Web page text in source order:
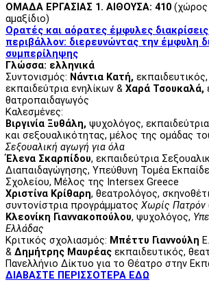
ΟΜΑΔΑ ΕΡΓΑΣΙΑΣ 1. ΑΙΘΟΥΣΑ: 410 (χώρος
αμαξίδιο)
Ορατές και αόρατες έμφυλες
περιβάλλον: διερευνώντας την έμφυλη
συμπερίληψης
Γλώσσα: ελληνικά
Συντονισμός: Νάντια Κατή,
εκπαιδεύτρια ενηλίκων & Χαρά Τσουκαλά,
θατροπαιδαγωγός
Καλεσμένες:
Βιργινία Ξυθάλη, ψυχολόγος,
και σεξουαλικότητας, μέλος της ομάδας
Σεξουαλική αγωγή για όλα
Έλενα Σκαρπίδου, εκπαιδεύτρια
Διαπαιδαγώγησης, Υπεύθυνη Τομέα
Σχολείου, Μέλος της Intersex Greece
Χριστίνα Κρίθαρη, θεατρολόγος,
συντονίστρια προγράμματος Χωρίς Πατρόν
Κλεονίκη Γιαννακοπούλου, ψυχολόγος,
Ελλάδας
Κριτικός σχολιασμός: Μπέττυ Γιαννούλη
& Δημήτρης Μαυρέας εκπαιδευτικός,
Πανελλήνιο Δίκτυο για το Θέατρο στην
ΔΙΑΒΑΣΤΕ ΠΕΡΙΣΣΟΤΕΡΑ ΕΔΩ